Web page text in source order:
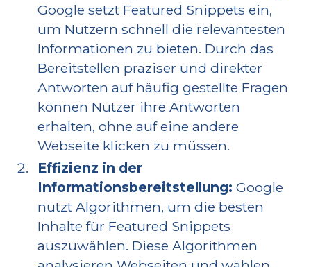
Google setzt Featured Snippets ein,
um Nutzern schnell die relevantesten
Informationen zu bieten. Durch das
Bereitstellen präziser und direkter
Antworten auf häufig gestellte Fragen
können Nutzer ihre Antworten
erhalten, ohne auf eine andere
Webseite klicken zu müssen.
Effizienz in der
Informationsbereitstellung: Google
nutzt Algorithmen, um die besten
Inhalte für Featured Snippets
auszuwählen. Diese Algorithmen